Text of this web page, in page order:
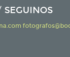
SEGUINOS